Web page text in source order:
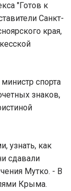
"Готов к
Санкт-
края,
спорта
знаков,
узнать, как
сдавали
Мутко. - В
Крыма.